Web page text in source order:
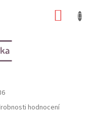
hodnocení